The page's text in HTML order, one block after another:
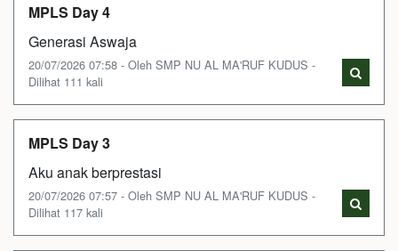
MPLS Day 4
Generasi Aswaja
20/07/2026 07:58 - Oleh SMP NU AL MA'RUF KUDUS -
Dilihat 111 kali
MPLS Day 3
Aku anak berprestasi
20/07/2026 07:57 - Oleh SMP NU AL MA'RUF KUDUS -
Dilihat 117 kali